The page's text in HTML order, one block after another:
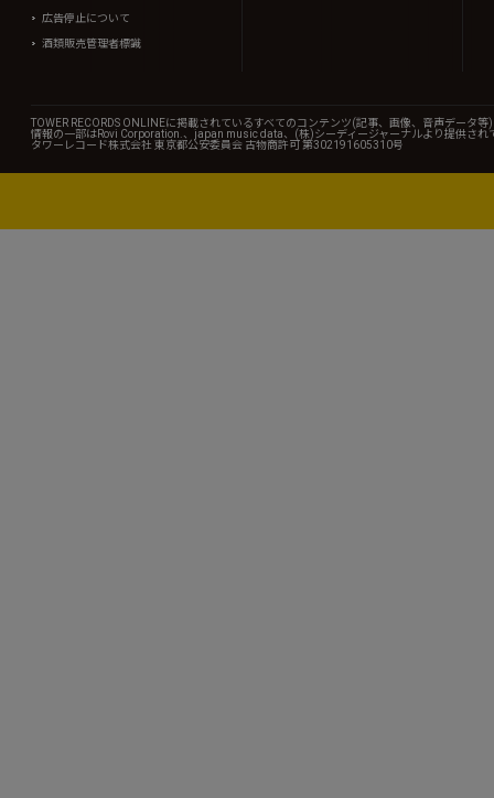
広告停止について
酒類販売管理者標識
TOWER RECORDS ONLINEに掲載されているすべてのコンテンツ(記事、画像、音声データ
情報の一部はRovi Corporation.、japan music data、(株)シーディージャーナルより提供され
タワーレコード株式会社 東京都公安委員会 古物商許可 第302191605310号